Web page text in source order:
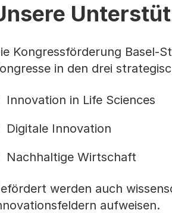
Kongressförderung Basel-
in den drei
Innovation in Life Sciences
Digitale Innovation
Nachhaltige Wirtschaft
werden auch
aufweisen.